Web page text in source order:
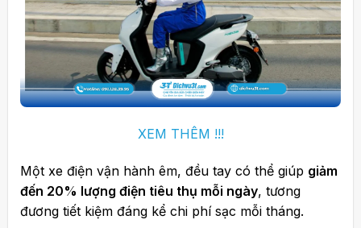
XEM THÊM !!!
Một xe điện vận hành êm, đều tay có thể giúp giảm
đến 20% lượng điện tiêu thụ mỗi ngày, tương
đương tiết kiệm đáng kể chi phí sạc mỗi tháng.